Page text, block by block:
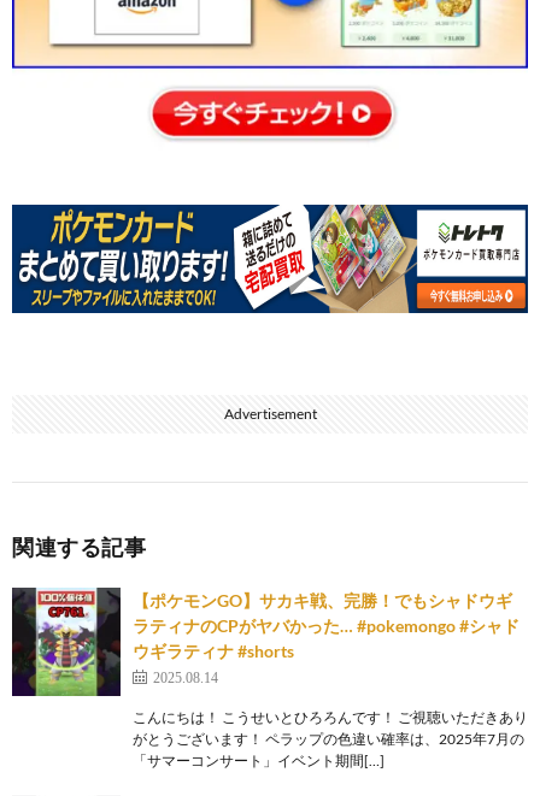
Advertisement
関連する記事
【ポケモンGO】サカキ戦、完勝！でもシャドウギ
ラティナのCPがヤバかった… #pokemongo #シャド
ウギラティナ #shorts
2025.08.14
こんにちは！ こうせいとひろろんです！ ご視聴いただきあり
がとうございます！ ペラップの色違い確率は、2025年7月の
「サマーコンサート」イベント期間[…]